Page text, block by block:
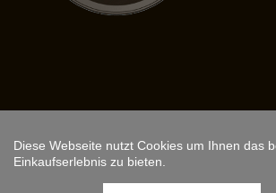
Copyright © 2026, ARS FANTASIO
Instagram
Diese Webseite nutzt Cookies um Ihnen das
Einkaufserlebnis zu bieten.